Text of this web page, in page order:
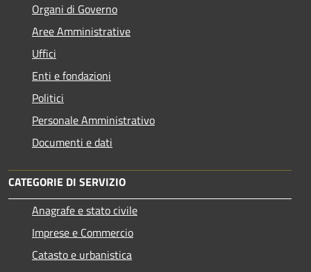
Organi di Governo
Aree Amministrative
Uffici
Enti e fondazioni
Politici
Personale Amministrativo
Documenti e dati
CATEGORIE DI SERVIZIO
Anagrafe e stato civile
Imprese e Commercio
Catasto e urbanistica